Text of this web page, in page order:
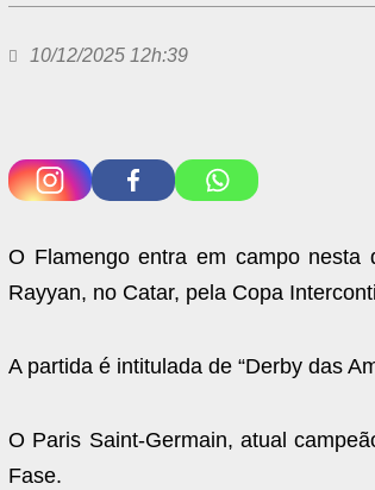
10/12/2025 12h:39
O Flamengo entra em campo
Rayyan, no Catar, pela Copa
A partida é intitulada de “Derby das
O Paris Saint-Germain, atual
Fase.